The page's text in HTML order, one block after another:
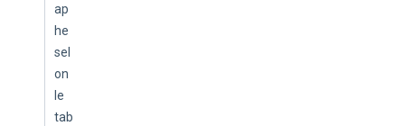
ap
he
sel
on
le
tab